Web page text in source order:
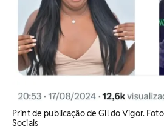
Print de publicação de Gil do Vigor.
Sociais